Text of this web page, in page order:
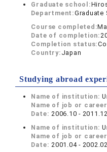
Graduate school:
Department:Graduate
Course completed:
Date of completion:
Completion status:
Country: Japan
Studying abroad
Name of institution:
Name of job or
Date:2006.10 - 2011.12
Name of institution:
Name of job or
Date:2001.04 - 2002.02